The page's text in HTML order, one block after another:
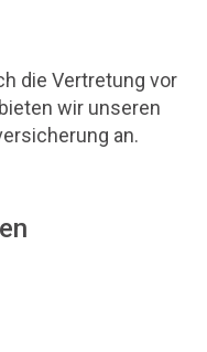
die Vertretung vor
wir unseren
an.